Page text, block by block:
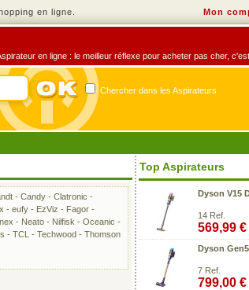
en ligne. Mon
en ligne : le meilleur réflexe pour acheter pas cher,
Chercher dans les Aspirateurs
- Candy - Clatronic -
- eufy - EzViz - Fagor -
- Neato - Nilfisk - Oceanic -
- TCL - Techwood - Thomson
Top Aspirateurs
Dyson V15
14 Ref.
569,99 €
Dyson
7 Ref.
799,00 €